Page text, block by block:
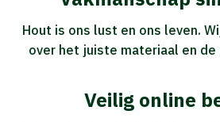
Hout is ons lust en ons leven.
over het juiste materiaal en de
Veilig online